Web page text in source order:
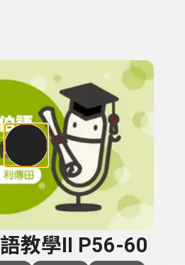
名稱、主持人或關鍵字
教學II P56-60